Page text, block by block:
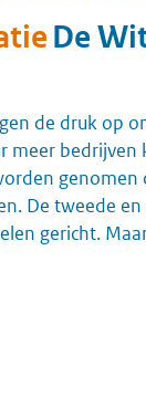
De
de druk op
meer bedrijven
genomen
De tweede en
gericht.